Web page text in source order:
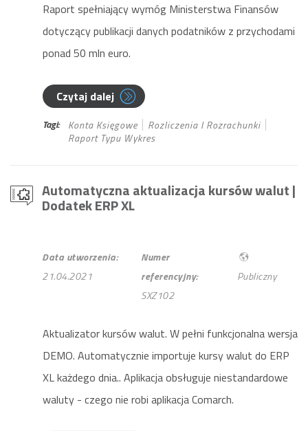
Raport spełniający wymóg Ministerstwa Finansów
dotyczący publikacji danych podatników z przychodami
ponad 50 mln euro.
Czytaj dalej
Tagi: Konta Księgowe
Rozliczenia I Rozrachunki
Raport Typu Wykres
Automatyczna aktualizacja kursów walut|
Dodatek ERP XL
Data utworzenia:
21.04.2021
Numer
referencyjny:
SXZ102
Publiczny
Aktualizator kursów walut. W pełni funkcjonalna wersja
DEMO. Automatycznie importuje kursy walut do ERP
XL każdego dnia.. Aplikacja obsługuje niestandardowe
waluty - czego nie robi aplikacja Comarch.